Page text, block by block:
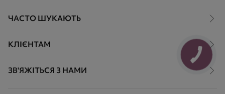
ЧАСТО ШУКАЮТЬ
КЛІЄНТАМ
ЗВ'ЯЖІТЬСЯ З НАМИ